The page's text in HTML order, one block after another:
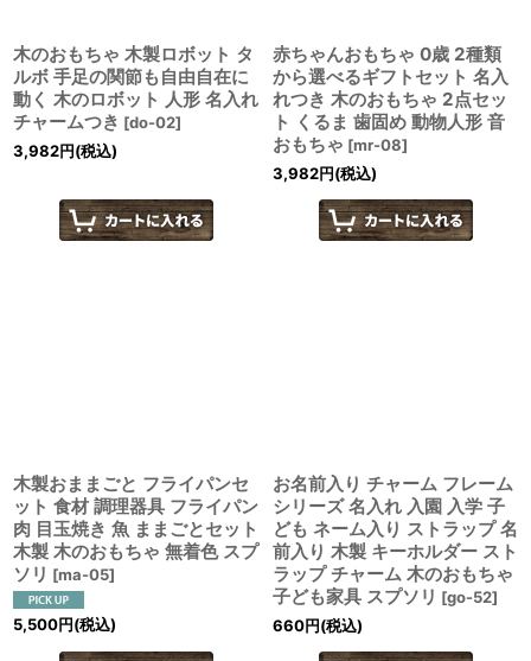
木のおもちゃ 木製ロボット タ
ルボ 手足の関節も自由自在に
動く 木のロボット 人形 名入れ
チャームつき [do-02]
3,982円(税込)
赤ちゃんおもちゃ 0歳 2種類
から選べるギフトセット 名入
れつき 木のおもちゃ 2点セッ
ト くるま 歯固め 動物人形 音
おもちゃ [mr-08]
3,982円(税込)
木製おままごと フライパンセ
ット 食材 調理器具 フライパン
肉 目玉焼き 魚 ままごとセット
木製 木のおもちゃ 無着色 スプ
ソリ [ma-05]
5,500円(税込)
お名前入り チャーム フレーム
シリーズ 名入れ 入園 入学 子
ども ネーム入り ストラップ 名
前入り 木製 キーホルダー スト
ラップ チャーム 木のおもちゃ
子ども家具 スプソリ [go-52]
660円(税込)